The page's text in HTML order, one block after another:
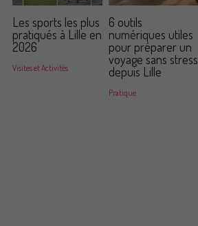
Les sports les plus
pratiqués à Lille en
2026
Visites et Activités
6 outils
numériques utiles
pour préparer un
voyage sans stress
depuis Lille
Pratique